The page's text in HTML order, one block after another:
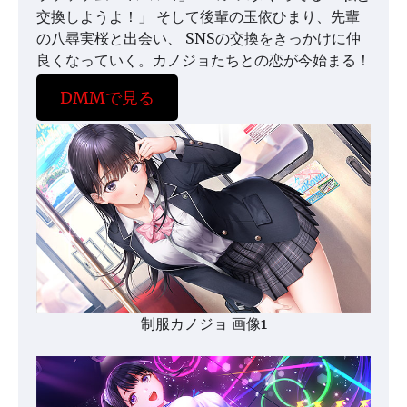
交換しようよ！」 そして後輩の玉依ひまり、先輩
の八尋実桜と出会い、 SNSの交換をきっかけに仲
良くなっていく。カノジョたちとの恋が今始まる！
DMMで見る
制服カノジョ 画像1